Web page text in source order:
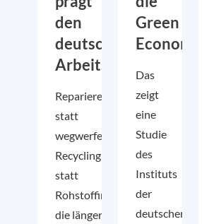
den
deutschen
Arbeitsmarkt
Reparieren
statt
wegwerfen,
Recycling
statt
Rohstoffimporte und Produkte,
die länger
Green
Economy
Das
zeigt
eine
Studie
des
Instituts
der
deutschen